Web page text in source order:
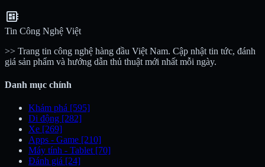
developer_board
Tin Công Nghệ Việt
>> Trang tin công nghệ hàng đầu Việt Nam. Cập nhật tin tức, đánh
giá sản phẩm và hướng dẫn thủ thuật mới nhất mỗi ngày.
Danh mục chính
Khám phá [595]
Di động [282]
Xe [269]
Apps - Game [210]
Máy tính - Tablet [70]
Đánh giá [24]